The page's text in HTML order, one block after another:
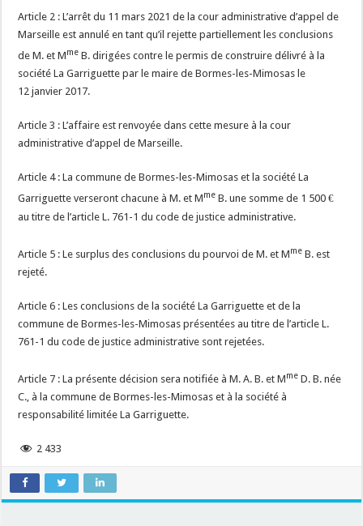
Article 2 : L’arrêt du 11 mars 2021 de la cour administrative d’appel de
Marseille est annulé en tant qu’il rejette partiellement les conclusions
de M. et Mme B. dirigées contre le permis de construire délivré à la
société La Garriguette par le maire de Bormes-les-Mimosas le
12 janvier 2017.
Article 3 : L’affaire est renvoyée dans cette mesure à la cour
administrative d’appel de Marseille.
Article 4 : La commune de Bormes-les-Mimosas et la société La
Garriguette verseront chacune à M. et Mme B. une somme de 1 500 €
au titre de l’article L. 761-1 du code de justice administrative.
Article 5 : Le surplus des conclusions du pourvoi de M. et Mme B. est
rejeté.
Article 6 : Les conclusions de la société La Garriguette et de la
commune de Bormes-les-Mimosas présentées au titre de l’article L.
761-1 du code de justice administrative sont rejetées.
Article 7 : La présente décision sera notifiée à M. A. B. et Mme D. B. née
C., à la commune de Bormes-les-Mimosas et à la société à
responsabilité limitée La Garriguette.
2 433